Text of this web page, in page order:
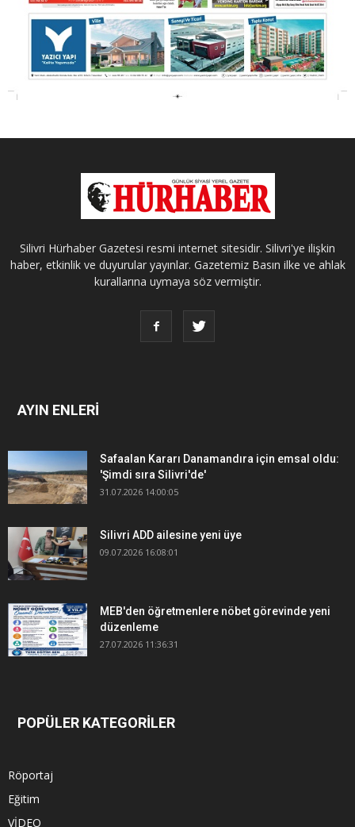
Silivri Hürhaber Gazetesi resmi internet sitesidir. Silivri'ye ilişkin
haber, etkinlik ve duyurular yayınlar. Gazetemiz Basın ilke ve ahlak
kurallarına uymaya söz vermiştir.
AYIN ENLERİ
Safaalan Kararı Danamandıra için emsal oldu:
'Şimdi sıra Silivri'de'
31.07.2026 14:00:05
Silivri ADD ailesine yeni üye
09.07.2026 16:08:01
MEB'den öğretmenlere nöbet görevinde yeni
düzenleme
27.07.2026 11:36:31
POPÜLER KATEGORİLER
Röportaj
Eğitim
VİDEO